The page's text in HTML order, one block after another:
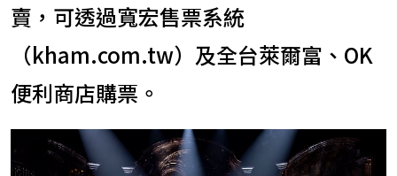
賣，可透過寬宏售票系統
（kham.com.tw）及全台萊爾富、OK
便利商店購票。